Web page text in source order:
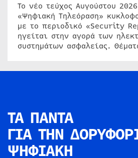
Το νέο τεύχος Αυγούστου
«Ψηφιακή Τηλεόραση»
με το περιοδικό «Security
ηγείται στην αγορά των
συστημάτων ασφαλείας.
ΤΑ ΠΑΝΤΑ
ΓΙΑ ΤΗΝ
ΨΗΦΙΑΚΗ